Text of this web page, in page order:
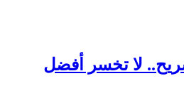
لا تخسر أفضل